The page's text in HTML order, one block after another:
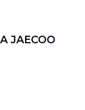
JAECOO